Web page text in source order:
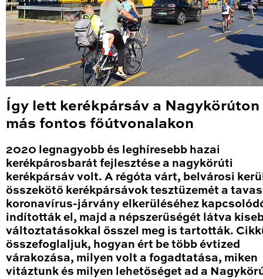
Így lett kerékpársáv a Nagykörúton
más fontos főútvonalakon
2020 legnagyobb és leghíresebb hazai
kerékpárosbarát fejlesztése a nagykörúti
kerékpársáv volt. A régóta várt, belvárosi
összekötő kerékpársávok tesztüzemét a
koronavírus-járvány elkerüléséhez
indították el, majd a népszerűségét látva
változtatásokkal ősszel meg is tartották.
összefoglaljuk, hogyan ért be több évtized
várakozása, milyen volt a fogadtatása, miken
vitáztunk és milyen lehetőséget ad a